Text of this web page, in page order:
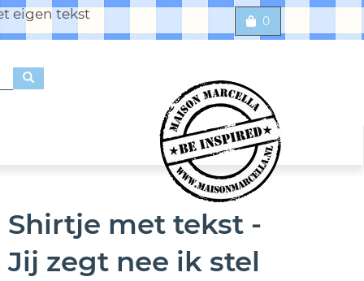
eigen tekst 0
Shirtje met tekst -
Jij zegt nee ik stel